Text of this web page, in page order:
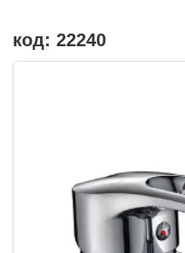
код: 22240